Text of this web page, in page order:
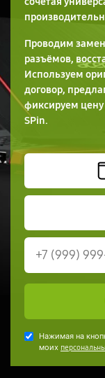
Проводим
разъёмов,
Используем
договор,
фиксируем цену
SPin.
Нажимая на
моих